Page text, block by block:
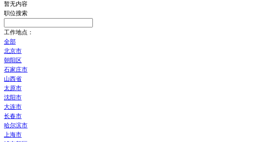
暂无内容
职位搜索
工作地点：
全部
北京市
朝阳区
石家庄市
山西省
太原市
沈阳市
大连市
长春市
哈尔滨市
上海市